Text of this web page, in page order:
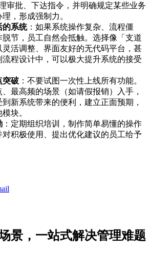
审批、下达指令，并明确规定某些业务
，形成强制力。
的系统：如果系统操作复杂、流程僵
节，员工自然会抵触。选择像「支道
活调整、界面友好的无代码平台，甚
程设计中，可以极大提升系统的接受
突破 ：不要试图一次性上线所有功能。
最高频的场景（如请假报销）入手，
新系统带来的便利，建立正面预期，
块。
：定期组织培训，制作简单易懂的操作
积极使用、提出优化建议的员工给予
景，一站式解决管理难题